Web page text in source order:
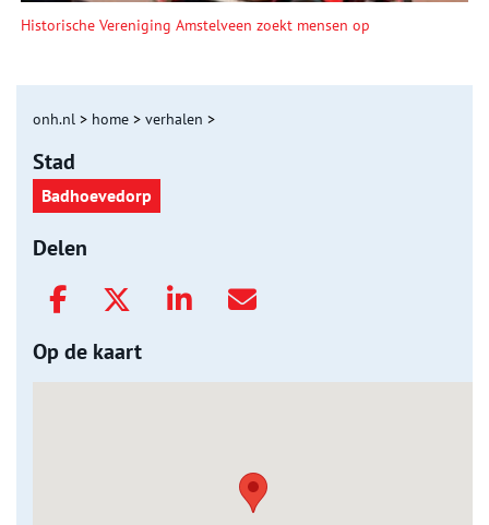
Historische Vereniging Amstelveen zoekt mensen op
onh.nl > home > verhalen >
Stad
Badhoevedorp
Delen
Op de kaart